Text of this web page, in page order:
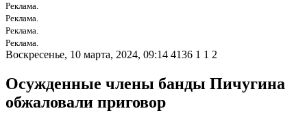
Реклама.
Реклама.
Реклама.
Реклама.
Воскресенье, 10 марта, 2024, 09:14 4136 1 1 2
Осужденные члены банды Пичугина
обжаловали приговор